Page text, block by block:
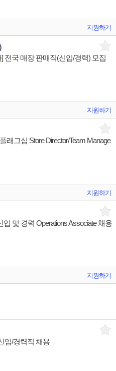
지원하기
전국 매장 판매직(신입/경력) 모집
지원하기
래그십 Store Director/Team Manage
지원하기
입 및 경력 Operations Associate 채용
지원하기
입/경력직 채용